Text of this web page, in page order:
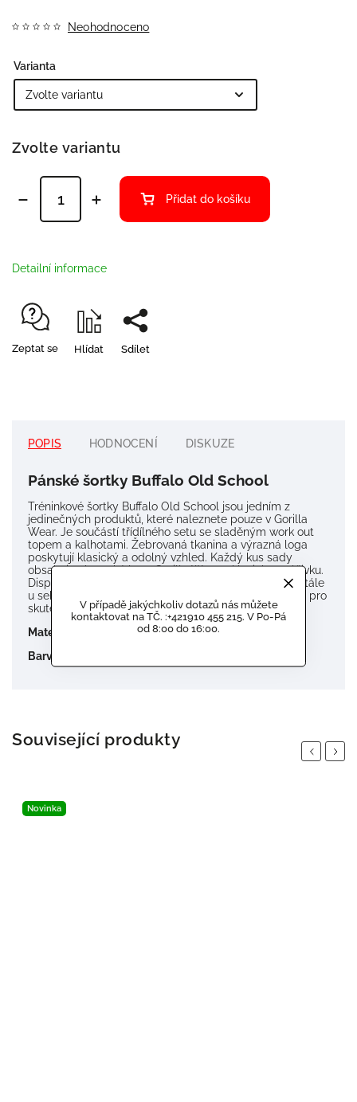
V případě jakýchkoliv dotazů nás můžete
kontaktovat na TČ. :+421910 455 215. V Po-Pá
od 8:00 do 16:00.
Neohodnoceno
Varianta
Zvolte variantu
Přidat do košíku
Detailní informace
Zeptat se Hlídat Sdílet
POPIS HODNOCENÍ DISKUZE
Pánské šortky Buffalo Old School
Tréninkové šortky Buffalo Old School jsou jedním z
jedinečných produktů, které naleznete pouze v Gorilla
Wear. Je součástí třídílného setu se sladěným work out
topem a kalhotami. Žebrovaná tkanina a výrazná loga
poskytují klasický a odolný vzhled. Každý kus sady
obsahuje obrovské logo Gorilla Wear a klasickou nášivku.
Disponuje kapsami na zip, takže telefon můžete mít stále
u sebe.
Toto je pro
skutečné milovníky Gorilla Wear!
Materiál:
65% Bavlna, 35% Polyester
Barva:
Související produkty
Previous
Novinka
Next